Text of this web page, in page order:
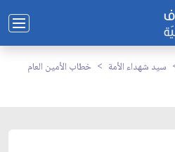
سيد شهداء الأمة
خطاب الأمين العام